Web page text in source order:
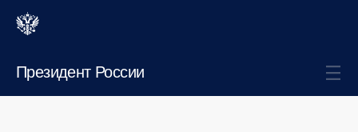
Президент России